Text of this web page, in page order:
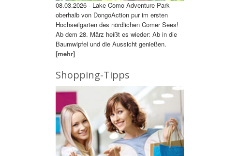
08.03.2026 - Lake Como Adventure Park
oberhalb von DongoAction pur im ersten
Hochseilgarten des nördlichen Comer Sees!
Ab dem 28. März heißt es wieder: Ab in die
Baumwipfel und die Aussicht genießen.
[mehr]
Shopping-Tipps